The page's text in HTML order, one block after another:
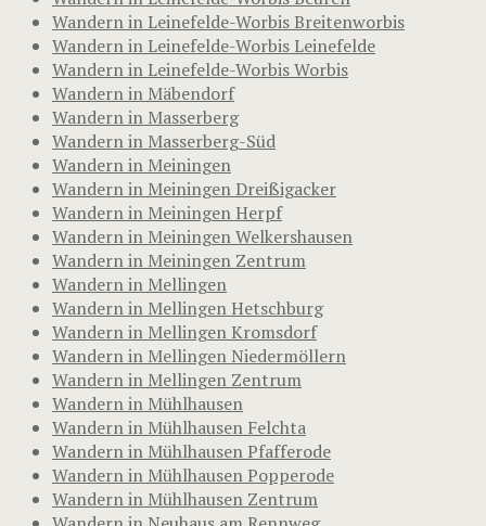
Wandern in Leinefelde-Worbis Breitenworbis
Wandern in Leinefelde-Worbis Leinefelde
Wandern in Leinefelde-Worbis Worbis
Wandern in Mäbendorf
Wandern in Masserberg
Wandern in Masserberg-Süd
Wandern in Meiningen
Wandern in Meiningen Dreißigacker
Wandern in Meiningen Herpf
Wandern in Meiningen Welkershausen
Wandern in Meiningen Zentrum
Wandern in Mellingen
Wandern in Mellingen Hetschburg
Wandern in Mellingen Kromsdorf
Wandern in Mellingen Niedermöllern
Wandern in Mellingen Zentrum
Wandern in Mühlhausen
Wandern in Mühlhausen Felchta
Wandern in Mühlhausen Pfafferode
Wandern in Mühlhausen Popperode
Wandern in Mühlhausen Zentrum